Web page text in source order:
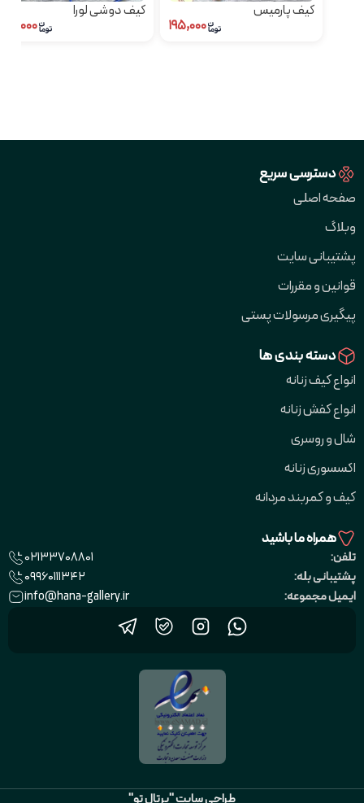
کیف پارمیس کیف دوشی لورا
دسترسی سریع
صفحه اصلی
وبلاگ
پشتیبانی سایت
قوانین و مقررات
پیگیری مرسولات پستی
دسته بندی ها
انواع کیف زنانه
انواع کفش زنانه
شال و روسری
اکسسوری زنانه
کیف و کمربند مردانه
همراه ما باشید
تلفن:
02133708801
پشتیبانی بله:
09960111342
ایمیل مجموعه:
info@hana-gallery.ir